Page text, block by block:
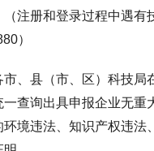
（注册和登录过程中遇有
）
市、县（市、区）科技
一查询出具申报企业无重
环境违法、知识产权违法